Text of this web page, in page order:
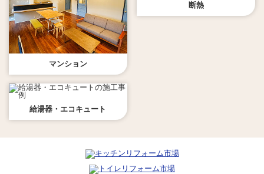
マンション
断熱
給湯器・エコキュート